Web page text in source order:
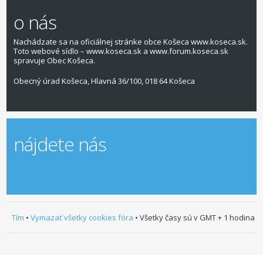
o nás
Nachádzate sa na oficiálnej stránke obce Košeca www.koseca.sk.
Toto webové sídlo – www.koseca.sk a www.forum.koseca.sk
spravuje Obec Košeca.
Obecný úrad Košeca, Hlavná 36/100, 018 64 Košeca
nájdete nás
Tím • Vymazať všetky cookies fóra • Všetky časy sú v GMT + 1 hodina